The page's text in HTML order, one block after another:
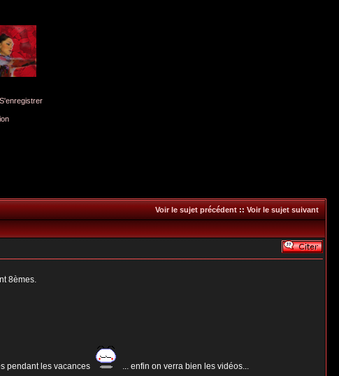
S'enregistrer
Voir le sujet précédent::Voir le sujet suivant
8èmes.
pendant les vacances
... enfin on verra bien les vidéos...